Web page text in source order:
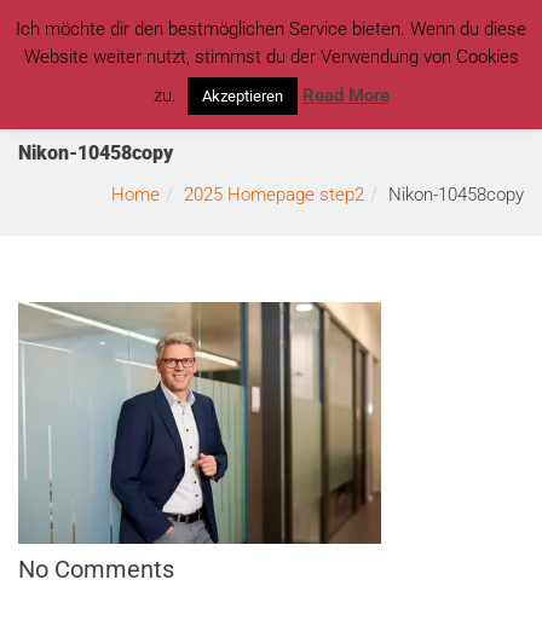
Nikon-10458copy
Home 2025 Homepage step2 Nikon-10458copy
No Comments
Ich möchte dir den bestmöglichen Service bieten. Wenn du diese
Website weiter nutzt, stimmst du der Verwendung von Cookies
zu.
Akzeptieren Read More